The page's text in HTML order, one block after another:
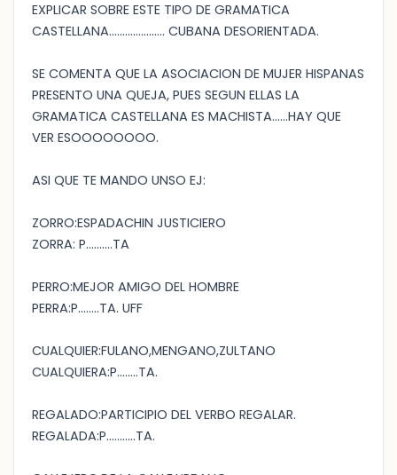
EXPLICAR SOBRE ESTE TIPO DE GRAMATICA
CASTELLANA..................... CUBANA DESORIENTADA.
SE COMENTA QUE LA ASOCIACION DE MUJER HISPANAS
PRESENTO UNA QUEJA, PUES SEGUN ELLAS LA
GRAMATICA CASTELLANA ES MACHISTA......HAY QUE
VER ESOOOOOOOO.
ASI QUE TE MANDO UNSO EJ:
ZORRO:ESPADACHIN JUSTICIERO
ZORRA: P..........TA
PERRO:MEJOR AMIGO DEL HOMBRE
PERRA:P........TA. UFF
CUALQUIER:FULANO,MENGANO,ZULTANO
CUALQUIERA:P........TA.
REGALADO:PARTICIPIO DEL VERBO REGALAR.
REGALADA:P...........TA.